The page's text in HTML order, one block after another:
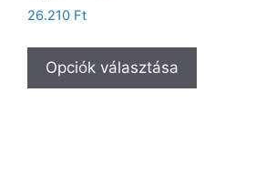
26.210 Ft
Opciók választása